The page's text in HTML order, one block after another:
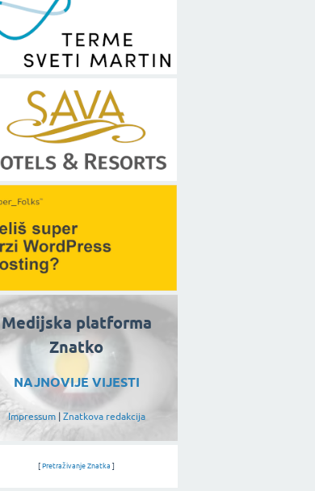
Medijska platforma
Znatko
NAJNOVIJE VIJESTI
Impressum| Znatkova redakcija
[ Pretraživanje Znatka ]